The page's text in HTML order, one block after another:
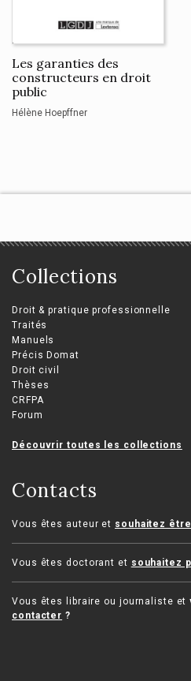
Les garanties des
constructeurs en droit
public
Hélène Hoepffner
Collections
Droit & pratique professionnelle
Traités
Manuels
Précis Domat
Droit civil
Thèses
CRFPA
Forum
Découvrir toutes les collections
Contacts
Vous êtes auteur et souhaitez
Vous êtes doctorant et souhaitez
Vous êtes libraire ou journaliste et
contacter ?